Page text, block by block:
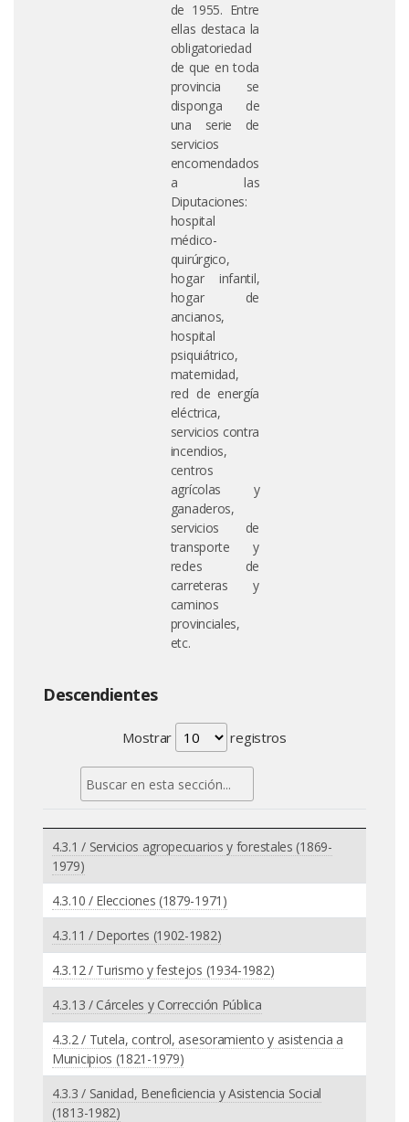
de 1955. Entre
ellas destaca la
obligatoriedad
de que en toda
provincia se
disponga de
una serie de
servicios
encomendados
a las
Diputaciones:
hospital
médico-
quirúrgico,
hogar infantil,
hogar de
ancianos,
hospital
psiquiátrico,
maternidad,
red de energía
eléctrica,
servicios contra
incendios,
centros
agrícolas y
ganaderos,
servicios de
transporte y
redes de
carreteras y
caminos
provinciales,
etc.
Descendientes
Mostrar registros
4.3.1 / Servicios agropecuarios y forestales (1869-
1979)
4.3.10 / Elecciones (1879-1971)
4.3.11 / Deportes (1902-1982)
4.3.12 / Turismo y festejos (1934-1982)
4.3.13 / Cárceles y Corrección Pública
4.3.2 / Tutela, control, asesoramiento y asistencia a
Municipios (1821-1979)
4.3.3 / Sanidad, Beneficiencia y Asistencia Social
(1813-1982)